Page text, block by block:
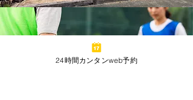
24時間カンタンweb予約